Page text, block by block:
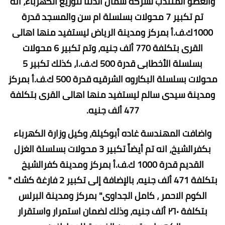
تم تكبير 7 محولات بسلسلة ام سن والمسجد قدرة
1000ك.ف.أ بمركز ومدينة الرياض ليستفيد منها اهالى
القرى بتكلفة 770 ألف جنيه، وتم تكبير 6 محولات
بسلسلة الأخطابى قدرة 500 ك.ف.ا، كذلك تكبير 5
محولات بسلسلة البكاروه الشرقيه قدرة 500 ك.ف.أ بمركز
ومدينة سيدى سالم ليستفيد منها اهالى القرى بتكلفة
477 ألف جنيه.
واضافت المهندسة غاده أبوكيلة، وكيل وزارة الكهرباء
بكفرالشيخ، انه تم أيضاً تكبير 3 محولات بسلسلة الغزل
القديم قدرة 1000 ك.ف.أ بمركز ومدينة كفرالشيخ
بتكلفة 471 ألف جنيه، بالإضافة إلى تكبير 2 فارغة كشك "
الكوم الاحمر ، كامل الجداوى" بمركز ومدينة البرلس
بتكلفة ٢٦٠ ألف جنيه، وذلك لضمان استمرار واستقرار